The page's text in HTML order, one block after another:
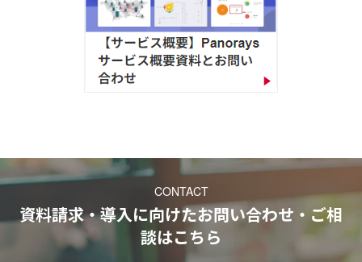
CONTACT
資料請求・導入に向けたお問い合わせ・ご相
談はこちら